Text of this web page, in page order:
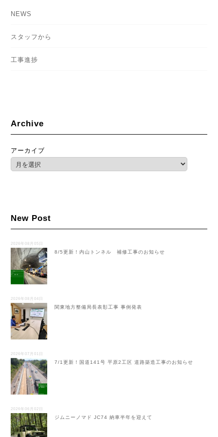
NEWS
スタッフから
工事進捗
Archive
アーカイブ
New Post
2026年08月05日
8/5更新！内山トンネル 補修工事のお知らせ
2026年08月04日
関東地方整備局長表彰工事 事例発表
2026年07月01日
7/1更新！国道141号 平原2工区 道路築造工事のお知らせ
2026年06月02日
ジムニーノマド JC74 納車半年を迎えて